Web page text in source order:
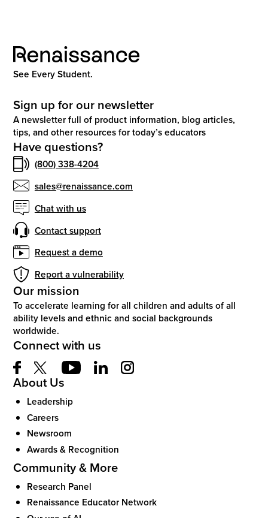
See Every Student.
Sign up for our newsletter
A newsletter full of product information, blog articles,
tips, and other resources for today’s educators
Have questions?
(800) 338-4204
sales@renaissance.com
Chat with us
Contact support
Request a demo
Report a vulnerability
Our mission
To accelerate learning for all children and adults of all
ability levels and ethnic and social backgrounds
worldwide.
Connect with us
About Us
Leadership
Careers
Newsroom
Awards & Recognition
Community & More
Research Panel
Renaissance Educator Network